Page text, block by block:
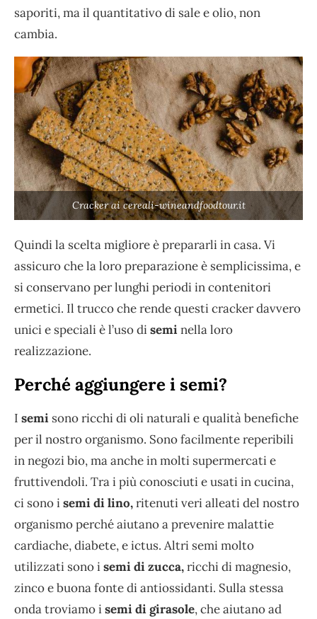
saporiti, ma il quantitativo di sale e olio, non
cambia.
Cracker ai cereali-wineandfoodtour.it
Quindi la scelta migliore è prepararli in casa. Vi
assicuro che la loro preparazione è semplicissima, e
si conservano per lunghi periodi in contenitori
ermetici. Il trucco che rende questi cracker davvero
unici e speciali è l’uso diseminella loro
realizzazione.
Perché aggiungere i semi?
I semi sono ricchi di oli naturali e qualità benefiche
per il nostro organismo. Sono facilmente reperibili
in negozi bio, ma anche in molti supermercati e
fruttivendoli. Tra i più conosciuti e usati in cucina,
ci sono isemi di lino,ritenuti veri alleati del nostro
organismo perché aiutano a prevenire malattie
cardiache, diabete, e ictus. Altri semi molto
utilizzati sono isemi di zucca,ricchi di magnesio,
zinco e buona fonte di antiossidanti. Sulla stessa
onda troviamo isemi di girasole, che aiutano ad